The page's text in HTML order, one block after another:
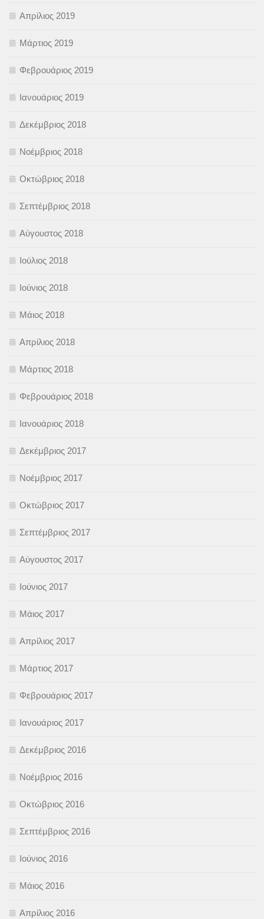
Απρίλιος 2019
Μάρτιος 2019
Φεβρουάριος 2019
Ιανουάριος 2019
Δεκέμβριος 2018
Νοέμβριος 2018
Οκτώβριος 2018
Σεπτέμβριος 2018
Αύγουστος 2018
Ιούλιος 2018
Ιούνιος 2018
Μάιος 2018
Απρίλιος 2018
Μάρτιος 2018
Φεβρουάριος 2018
Ιανουάριος 2018
Δεκέμβριος 2017
Νοέμβριος 2017
Οκτώβριος 2017
Σεπτέμβριος 2017
Αύγουστος 2017
Ιούνιος 2017
Μάιος 2017
Απρίλιος 2017
Μάρτιος 2017
Φεβρουάριος 2017
Ιανουάριος 2017
Δεκέμβριος 2016
Νοέμβριος 2016
Οκτώβριος 2016
Σεπτέμβριος 2016
Ιούνιος 2016
Μάιος 2016
Απρίλιος 2016